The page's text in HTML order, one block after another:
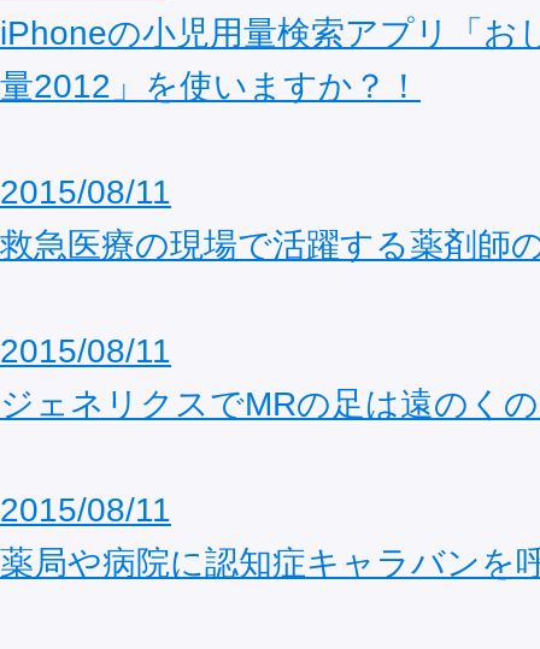
iPhoneの小児用量検索アプリ「お
量2012」を使いますか？！
2015/08/11
救急医療の現場で活躍する薬剤師
2015/08/11
ジェネリクスでMRの足は遠のく
2015/08/11
薬局や病院に認知症キャラバンを